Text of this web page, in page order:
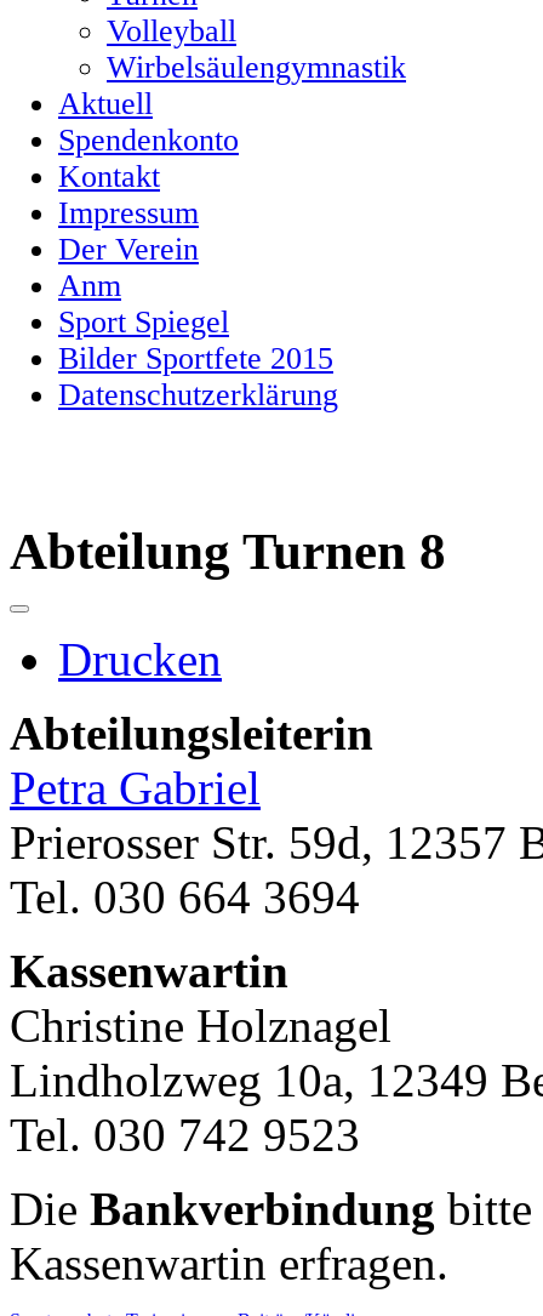
Volleyball
Wirbelsäulengymnastik
Aktuell
Spendenkonto
Kontakt
Impressum
Der Verein
Anm
Sport Spiegel
Bilder Sportfete 2015
Datenschutzerklärung
Abteilung Turnen 8
Drucken
Abteilungsleiterin
Petra Gabriel
Prierosser Str. 59d, 12357
Tel. 030 664 3694
Kassenwartin
Christine Holznagel
Lindholzweg 10a, 12349
Tel. 030 742 9523
Die Bankverbindung bitte
Kassenwartin erfragen.